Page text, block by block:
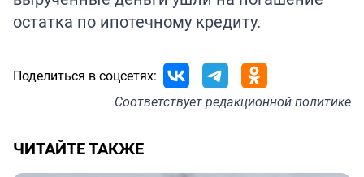
остатка по ипотечному кредиту.
Поделиться в соцсетях:
Соответствуетредакционной политике
ЧИТАЙТЕ ТАКЖЕ